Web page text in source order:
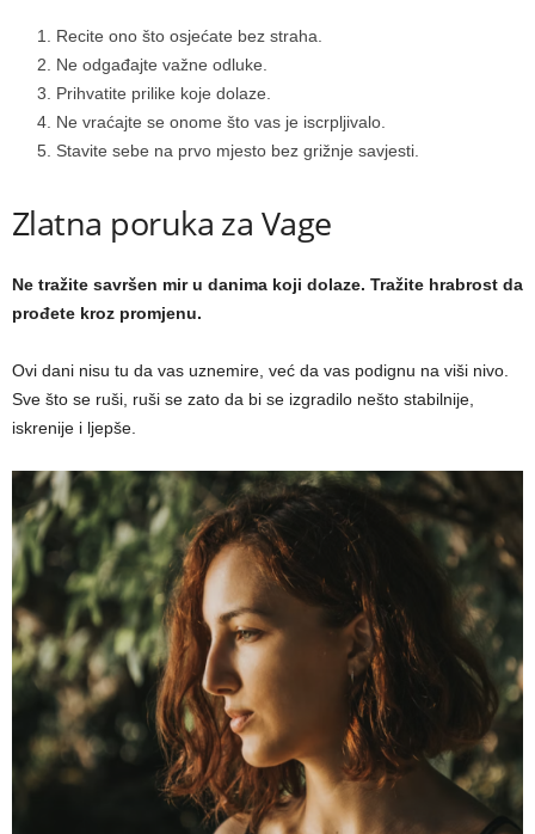
Recite ono što osjećate bez straha.
Ne odgađajte važne odluke.
Prihvatite prilike koje dolaze.
Ne vraćajte se onome što vas je iscrpljivalo.
Stavite sebe na prvo mjesto bez grižnje savjesti.
Zlatna poruka za Vage
Ne tražite savršen mir u danima koji dolaze. Tražite hrabrost da
prođete kroz promjenu.
Ovi dani nisu tu da vas uznemire, već da vas podignu na viši nivo.
Sve što se ruši, ruši se zato da bi se izgradilo nešto stabilnije,
iskrenije i ljepše.